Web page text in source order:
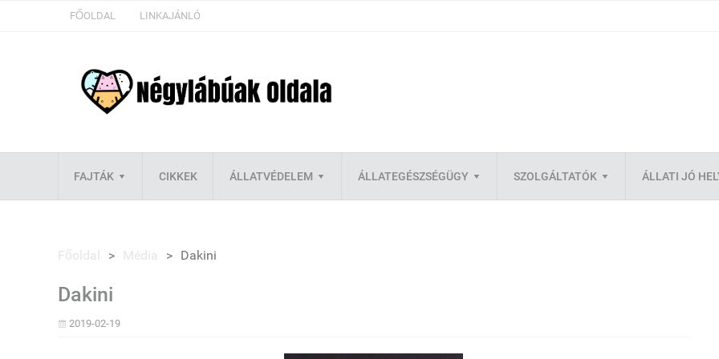
FŐOLDAL LINKAJÁNLÓ
FAJTÁK CIKKEK ÁLLATVÉDELEM ÁLLATEGÉSZSÉGÜGY SZOLGÁLTATÓK ÁLLATI JÓ
Főoldal > Média > Dakini
Dakini
2019-02-19